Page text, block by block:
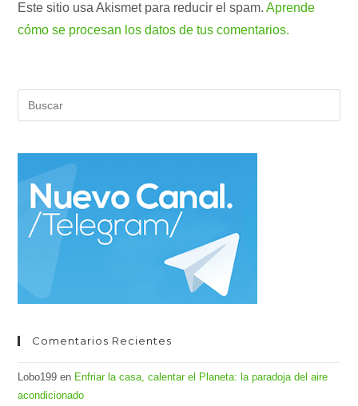
Este sitio usa Akismet para reducir el spam.Aprende
cómo se procesan los datos de tus comentarios.
Comentarios Recientes
Lobo199 en Enfriar la casa, calentar el Planeta: la paradoja del aire
acondicionado